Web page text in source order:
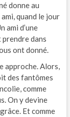
donne au
quand le jour
ami d’une
prendre dans
ont donné.
approche. Alors,
des fantômes
comme
On y devine
Et comme